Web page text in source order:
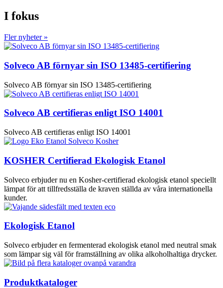
I fokus
Fler nyheter »
Solveco AB förnyar sin ISO 13485-certifiering
Solveco AB förnyar sin ISO 13485-certifiering
Solveco AB certifieras enligt ISO 14001
Solveco AB certifieras enligt ISO 14001
KOSHER Certifierad Ekologisk Etanol
Solveco erbjuder nu en Kosher-certifierad ekologisk etanol speciellt
lämpat för att tillfredsställa de kraven ställda av våra internationella
kunder.
Ekologisk Etanol
Solveco erbjuder en fermenterad ekologisk etanol med neutral smak
som lämpar sig väl för framställning av olika alkoholhaltiga drycker.
Produktkataloger